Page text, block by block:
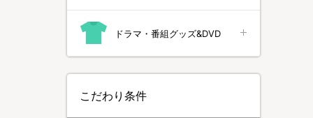
ドラマ・番組グッズ&DVD
こだわり条件